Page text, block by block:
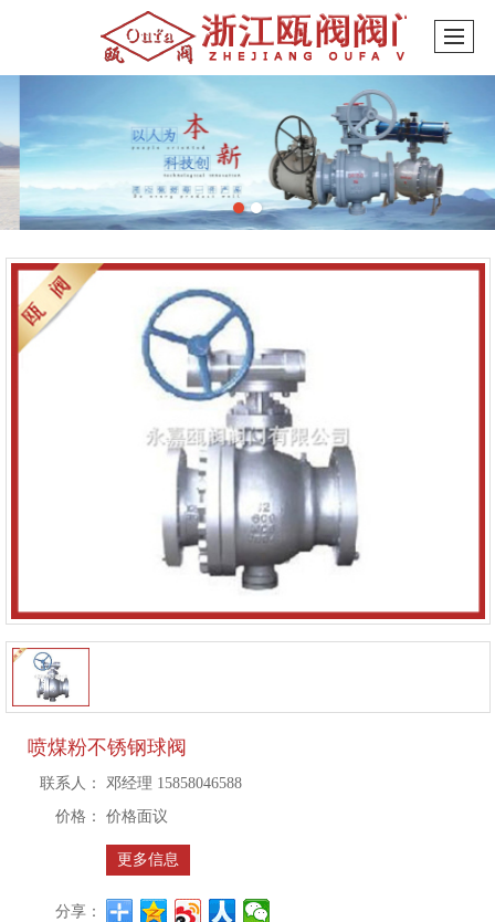
喷煤粉不锈钢球阀
联系人：
邓经理 15858046588
价格：
价格面议
更多信息
分享：